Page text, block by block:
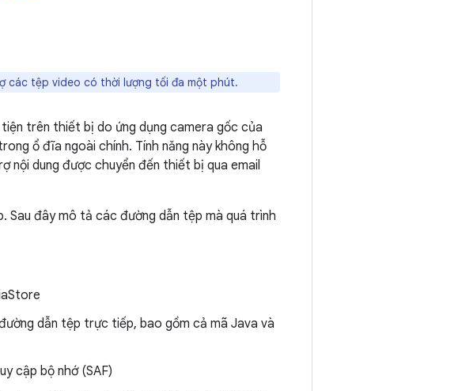
các tệp video có thời lượng tối đa một phút.
trên thiết bị do ứng dụng camera gốc của
ổ đĩa ngoài chính. Tính năng này không hỗ
nội dung được chuyển đến thiết bị qua email
Sau đây mô tả các đường dẫn tệp mà quá trình
dẫn tệp trực tiếp, bao gồm cả mã Java và
cập bộ nhớ (SAF)